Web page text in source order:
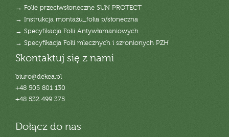
→ Folie przeciwsłoneczne SUN PROTECT
→ Instrukcja montażu_folia p/słoneczna
→ Specyfikacja Folii Antywłamaniowych
→ Specyfikacja Folii mlecznych i szronionych PZH
Skontaktuj się z nami
biuro@dekea.pl
+48 505 801 130
+48 532 499 375
Dołącz do nas